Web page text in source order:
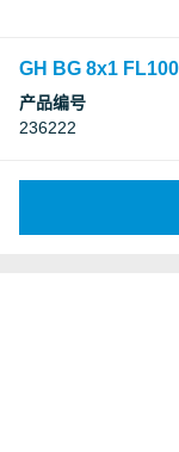
GH BG 8x1
产品编号
236222